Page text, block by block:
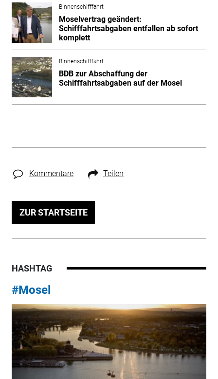
Binnenschifffahrt
Moselvertrag geändert:
Schifffahrtsabgaben entfallen ab sofort
komplett
Binnenschifffahrt
BDB zur Abschaffung der
Schifffahrtsabgaben auf der Mosel
Kommentare Teilen
ZUR STARTSEITE
HASHTAG
#Mosel